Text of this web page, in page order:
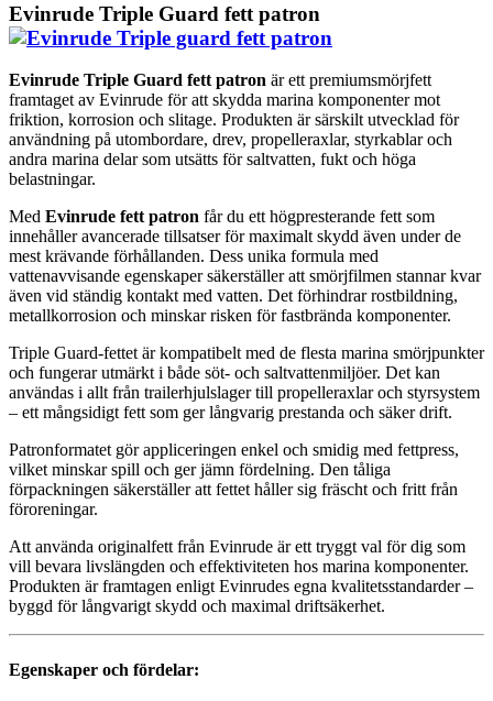
Evinrude Triple Guard fett patron
Evinrude Triple Guard fett patron är ett premiumsmörjfett
framtaget av Evinrude för att skydda marina komponenter mot
friktion, korrosion och slitage. Produkten är särskilt utvecklad för
användning på utombordare, drev, propelleraxlar, styrkablar och
andra marina delar som utsätts för saltvatten, fukt och höga
belastningar.
Med Evinrude fett patron får du ett högpresterande fett som
innehåller avancerade tillsatser för maximalt skydd även under de
mest krävande förhållanden. Dess unika formula med
vattenavvisande egenskaper säkerställer att smörjfilmen stannar kvar
även vid ständig kontakt med vatten. Det förhindrar rostbildning,
metallkorrosion och minskar risken för fastbrända komponenter.
Triple Guard-fettet är kompatibelt med de flesta marina smörjpunkter
och fungerar utmärkt i både söt- och saltvattenmiljöer. Det kan
användas i allt från trailerhjulslager till propelleraxlar och styrsystem
– ett mångsidigt fett som ger långvarig prestanda och säker drift.
Patronformatet gör appliceringen enkel och smidig med fettpress,
vilket minskar spill och ger jämn fördelning. Den tåliga
förpackningen säkerställer att fettet håller sig fräscht och fritt från
föroreningar.
Att använda originalfett från Evinrude är ett tryggt val för dig som
vill bevara livslängden och effektiviteten hos marina komponenter.
Produkten är framtagen enligt Evinrudes egna kvalitetsstandarder –
byggd för långvarigt skydd och maximal driftsäkerhet.
Egenskaper och fördelar: